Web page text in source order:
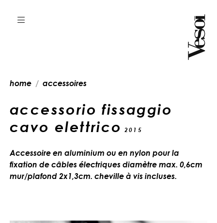
home accessoires
accessorio fissaggio
cavo elettrico
2015
Accessoire en aluminium ou en nylon pour la
fixation de câbles électriques diamètre max. 0,6cm
mur/plafond 2x1,3cm. cheville à vis incluses.